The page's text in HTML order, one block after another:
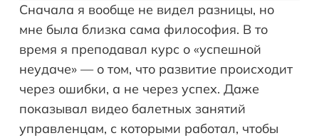
Сначала я вообще не видел разницы, но
мне была близка сама философия. В то
время я преподавал курс о «успешной
неудаче» — о том, что развитие происходит
через ошибки, а не через успех. Даже
показывал видео балетных занятий
управленцам, с которыми работал, чтобы